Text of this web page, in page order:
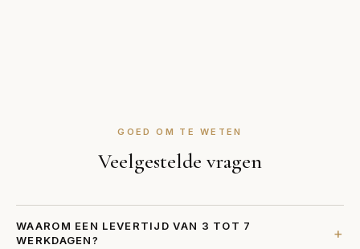
GOED OM TE WETEN
Veelgestelde vragen
WAAROM EEN LEVERTIJD VAN 3 TOT 7
WERKDAGEN?
+